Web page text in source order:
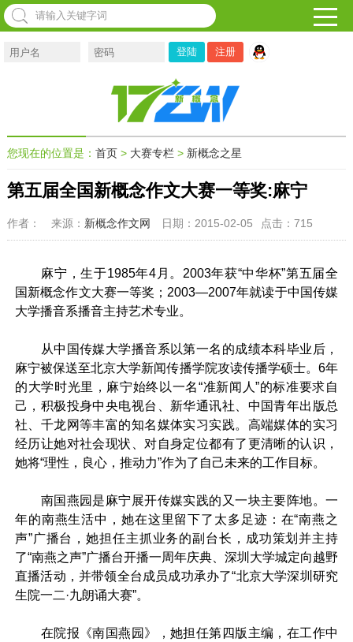
注册
您现在的位置是： 首页> 大赛专栏> 新概念之星
第五届全国新概念作文大赛一等奖:麻宁
作者： 来源： 新概念作文网 日期：2015-02-05 点击： 715
麻宁，生于1985年4月。2003年获“中华杯”第五届全
国新概念作文大赛一等奖；2003—2007年就读于中国传媒
大学播音系播音主持艺术专业。
从中国传媒大学播音系以第一名的成绩本科毕业后，
麻宁被保送至北京大学新闻传播学院攻读传播学硕士。6年
的大学时光里，麻宁始终以一名“准新闻人”的标准要求自
己，积极投身中央电视台、新华通讯社、中国青年出版总
社、千龙网等丰富的知名媒体实习实践。高端媒体的实习
经历让她对社会现状、对自身定位都有了更清晰的认识，
她将“理性，良心，推动力”作为了自己未来的工作目标。
南国燕园是麻宁展开传媒实践的又一块主要阵地。一
年的南燕生活中，她在这里留下了太多足迹：在“南燕之
声”广播台，她担任主抓业务的副台长，成功策划并主持
了“南燕之声”广播台开播一周年庆典、深圳大学城定向越野
直播活动，并带领全台成员成功承办了“北京大学深圳研究
生院一二·九朗诵大赛”。
在院报《南国燕园》，她担任第四版主编，在工作中